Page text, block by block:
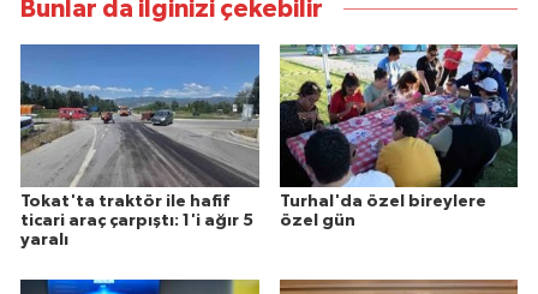
Bunlar da ilginizi çekebilir
Tokat'ta traktör ile hafif
ticari araç çarpıştı: 1'i ağır 5
yaralı
Turhal'da özel bireylere
özel gün